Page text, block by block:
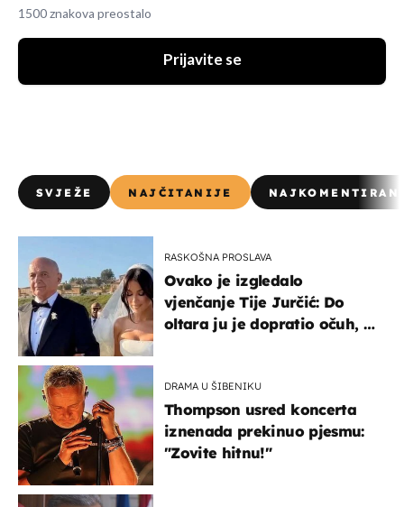
1500 znakova preostalo
Prijavite se
SVJEŽE NAJČITANIJE
RASKOŠNA PROSLAVA
Ovako je izgledalo
vjenčanje Tije Jurčić: Do
oltara ju je dopratio očuh, a
DRAMA U ŠIBENIKU
Thompson usred koncerta
iznenada prekinuo pjesmu:
"Zovite hitnu!"